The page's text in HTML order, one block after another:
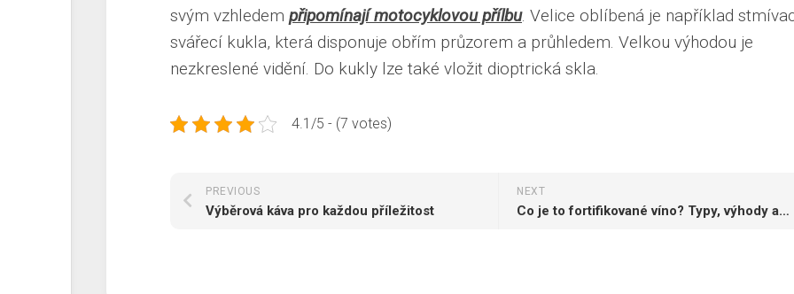
svým vzhledem připomínají motocyklovou přílbu. Velice oblíbená je například
svářecí kukla, která disponuje obřím průzorem a průhledem. Velkou výhodou je
nezkreslené vidění. Do kukly lze také vložit dioptrická skla.
4.1/5 - (7 votes)
NEXT
Co je to fortifikované víno? Typy, výhody a nevýhody
PREVIOUS
Výběrová káva pro každou příležitost